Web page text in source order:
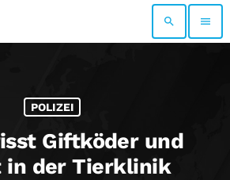
search menu
POLIZEI
Giftköder und
in der Tierklinik